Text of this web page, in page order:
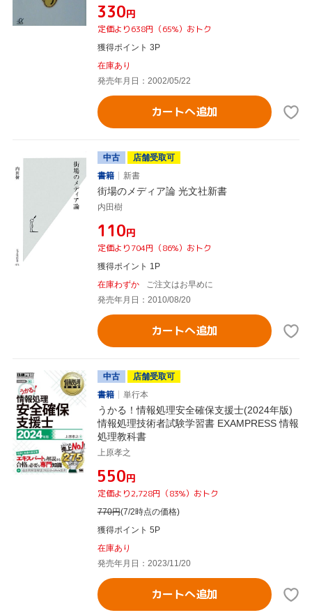
¥330円
定価より638円（65%）おトク
獲得ポイント 3P
在庫あり
発売年月日：2002/05/22
カートへ追加
中古
店舗受取可
書籍
新書
街場のメディア論 光文社新書
内田樹
¥110円
定価より704円（86%）おトク
獲得ポイント 1P
在庫わずか
ご注文はお早めに
発売年月日：2010/08/20
カートへ追加
中古
店舗受取可
書籍
単行本
うかる！情報処理安全確保支援士(2024年版)
情報処理技術者試験学習書 EXAMPRESS 情報
処理教科書
上原孝之
¥550円
定価より2,728円（83%）おトク
770円(7/2時点の価格)
獲得ポイント 5P
在庫あり
発売年月日：2023/11/20
カートへ追加